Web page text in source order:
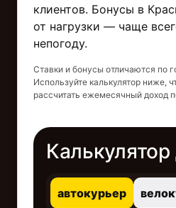
клиентов. Бонусы в
от нагрузки — чаще
непогоду.
Ставки и бонусы отличаются по
Используйте калькулятор ниже,
рассчитать ежемесячный доход
автокурьер